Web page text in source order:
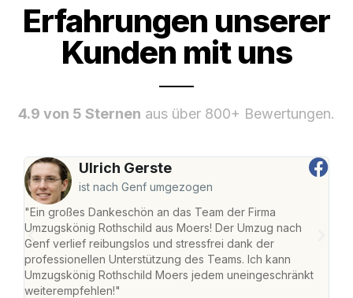
Erfahrungen unserer
Kunden mit uns
4.9 von 5 Sternen aus über 800+ Bewertungen.
Ulrich Gerste
ist nach Genf umgezogen
"Ein großes Dankeschön an das Team der Firma
Umzugskönig Rothschild aus Moers! Der Umzug nach
Genf verlief reibungslos und stressfrei dank der
professionellen Unterstützung des Teams. Ich kann
Umzugskönig Rothschild Moers jedem uneingeschränkt
weiterempfehlen!"